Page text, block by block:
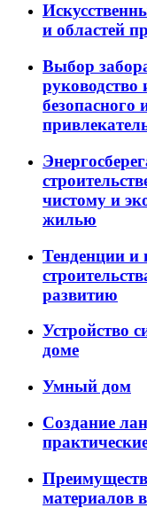
и областей
Выбор
руководство
безопасного
чистому и
жилью
Тенденции и
развитию
Устройство
доме
Умный дом
Создание
материалов